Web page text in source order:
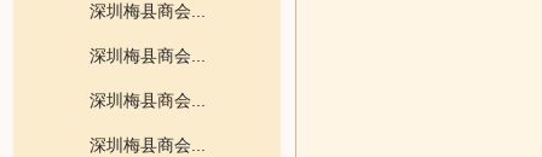
深圳梅县商会...
深圳梅县商会...
深圳梅县商会...
深圳梅县商会...